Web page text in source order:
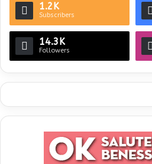
1.2K
Subscribers
14.3K
Followers